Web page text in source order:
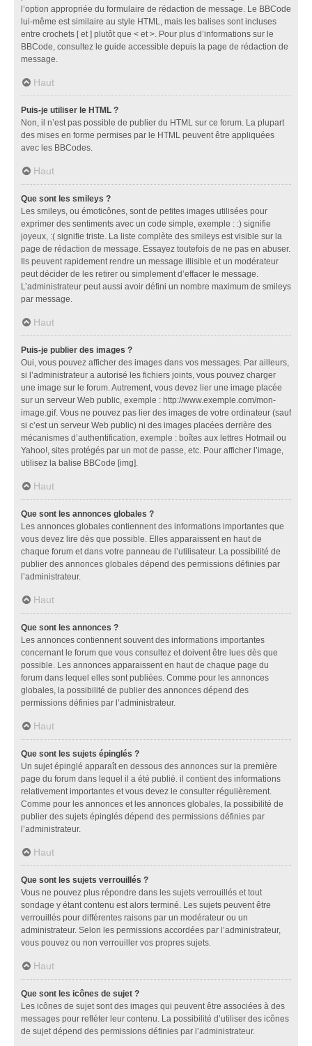
l’option appropriée du formulaire de rédaction de message. Le BBCode
lui-même est similaire au style HTML, mais les balises sont incluses
entre crochets [ et ] plutôt que < et >. Pour plus d’informations sur le
BBCode, consultez le guide accessible depuis la page de rédaction de
message.
Haut
Puis-je utiliser le HTML ?
Non, il n’est pas possible de publier du HTML sur ce forum. La plupart
des mises en forme permises par le HTML peuvent être appliquées
avec les BBCodes.
Haut
Que sont les smileys ?
Les smileys, ou émoticônes, sont de petites images utilisées pour
exprimer des sentiments avec un code simple, exemple : :) signifie
joyeux, :( signifie triste. La liste complète des smileys est visible sur la
page de rédaction de message. Essayez toutefois de ne pas en abuser.
Ils peuvent rapidement rendre un message illisible et un modérateur
peut décider de les retirer ou simplement d’effacer le message.
L’administrateur peut aussi avoir défini un nombre maximum de smileys
par message.
Haut
Puis-je publier des images ?
Oui, vous pouvez afficher des images dans vos messages. Par ailleurs,
si l’administrateur a autorisé les fichiers joints, vous pouvez charger
une image sur le forum. Autrement, vous devez lier une image placée
sur un serveur Web public, exemple : http://www.exemple.com/mon-
image.gif. Vous ne pouvez pas lier des images de votre ordinateur (sauf
si c’est un serveur Web public) ni des images placées derrière des
mécanismes d’authentification, exemple : boîtes aux lettres Hotmail ou
Yahoo!, sites protégés par un mot de passe, etc. Pour afficher l’image,
utilisez la balise BBCode [img].
Haut
Que sont les annonces globales ?
Les annonces globales contiennent des informations importantes que
vous devez lire dès que possible. Elles apparaissent en haut de
chaque forum et dans votre panneau de l’utilisateur. La possibilité de
publier des annonces globales dépend des permissions définies par
l’administrateur.
Haut
Que sont les annonces ?
Les annonces contiennent souvent des informations importantes
concernant le forum que vous consultez et doivent être lues dès que
possible. Les annonces apparaissent en haut de chaque page du
forum dans lequel elles sont publiées. Comme pour les annonces
globales, la possibilité de publier des annonces dépend des
permissions définies par l’administrateur.
Haut
Que sont les sujets épinglés ?
Un sujet épinglé apparaît en dessous des annonces sur la première
page du forum dans lequel il a été publié. il contient des informations
relativement importantes et vous devez le consulter régulièrement.
Comme pour les annonces et les annonces globales, la possibilité de
publier des sujets épinglés dépend des permissions définies par
l’administrateur.
Haut
Que sont les sujets verrouillés ?
Vous ne pouvez plus répondre dans les sujets verrouillés et tout
sondage y étant contenu est alors terminé. Les sujets peuvent être
verrouillés pour différentes raisons par un modérateur ou un
administrateur. Selon les permissions accordées par l’administrateur,
vous pouvez ou non verrouiller vos propres sujets.
Haut
Que sont les icônes de sujet ?
Les icônes de sujet sont des images qui peuvent être associées à des
messages pour refléter leur contenu. La possibilité d’utiliser des icônes
de sujet dépend des permissions définies par l’administrateur.